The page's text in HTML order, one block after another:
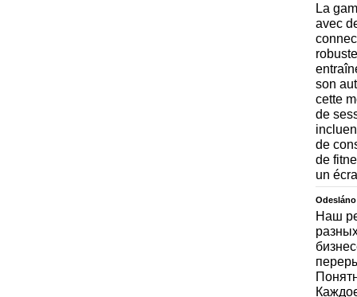
La
avec
son
cette
de
de
de
un
Наш